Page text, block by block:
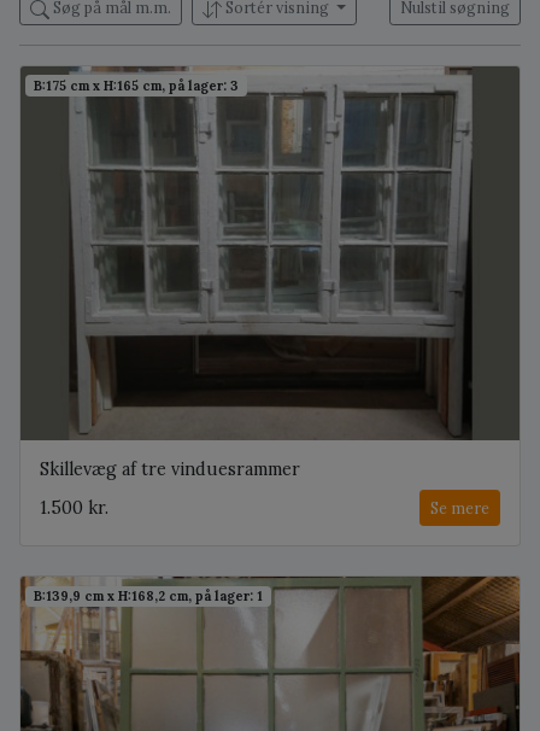
Søg på mål m.m. Sortér visning Nulstil søgning
B:175 cm x H:165 cm, på lager: 3
Skillevæg af tre vinduesrammer
1.500 kr.
Se mere
B:139,9 cm x H:168,2 cm, på lager: 1